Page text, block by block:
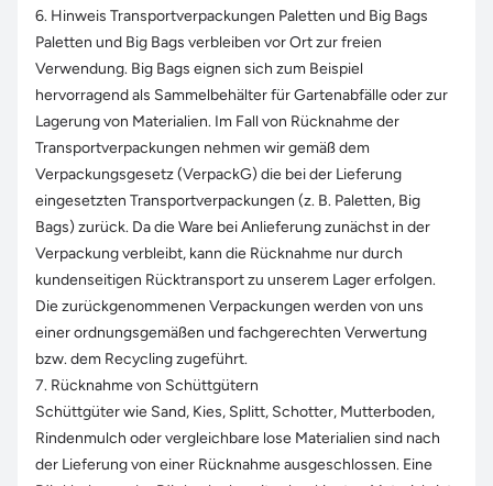
6. Hinweis Transportverpackungen Paletten und Big Bags
Paletten und Big Bags verbleiben vor Ort zur freien
Verwendung. Big Bags eignen sich zum Beispiel
hervorragend als Sammelbehälter für Gartenabfälle oder zur
Lagerung von Materialien. Im Fall von Rücknahme der
Transportverpackungen nehmen wir gemäß dem
Verpackungsgesetz (VerpackG) die bei der Lieferung
eingesetzten Transportverpackungen (z. B. Paletten, Big
Bags) zurück. Da die Ware bei Anlieferung zunächst in der
Verpackung verbleibt, kann die Rücknahme nur durch
kundenseitigen Rücktransport zu unserem Lager erfolgen.
Die zurückgenommenen Verpackungen werden von uns
einer ordnungsgemäßen und fachgerechten Verwertung
bzw. dem Recycling zugeführt.
7. Rücknahme von Schüttgütern
Schüttgüter wie Sand, Kies, Splitt, Schotter, Mutterboden,
Rindenmulch oder vergleichbare lose Materialien sind nach
der Lieferung von einer Rücknahme ausgeschlossen. Eine